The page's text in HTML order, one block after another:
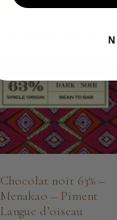
Chocolat noir 63% –
Menakao – Piment
Langue d’oiseau